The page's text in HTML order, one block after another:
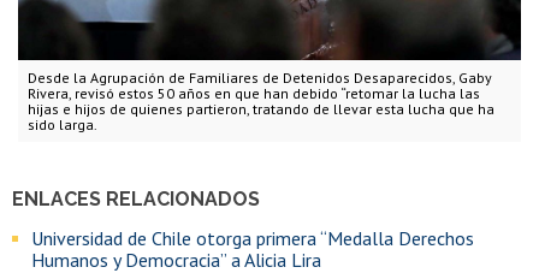
Desde la Agrupación de Familiares de Detenidos Desaparecidos, Gaby
Rivera, revisó estos 50 años en que han debido “retomar la lucha las
hijas e hijos de quienes partieron, tratando de llevar esta lucha que ha
sido larga.
ENLACES RELACIONADOS
Universidad de Chile otorga primera “Medalla Derechos
Humanos y Democracia” a Alicia Lira